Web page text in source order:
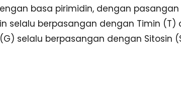
basa pirimidin, dengan
selalu berpasangan dengan Timin (T)
selalu berpasangan dengan Sitosin